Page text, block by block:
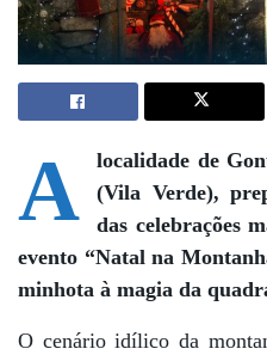
A
localidade de
(Vila Verde),
das celebrações
evento “Natal na
minhota à magia da
O cenário idílico da